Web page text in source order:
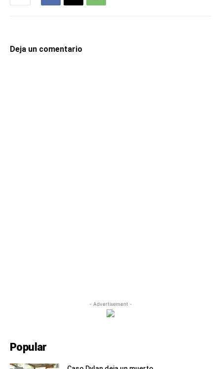
Deja un comentario
- Advertisement -
Popular